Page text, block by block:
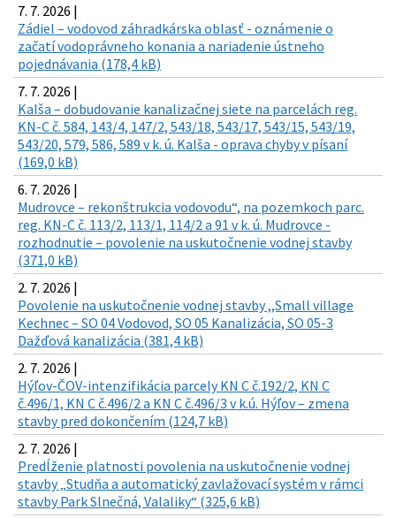
7. 7. 2026 |
Zádiel – vodovod záhradkárska oblasť - oznámenie o
začatí vodoprávneho konania a nariadenie ústneho
pojednávania (178,4 kB)
7. 7. 2026 |
Kalša – dobudovanie kanalizačnej siete na parcelách reg.
KN-C č. 584, 143/4, 147/2, 543/18, 543/17, 543/15, 543/19,
543/20, 579, 586, 589 v k. ú. Kalša - oprava chyby v písaní
(169,0 kB)
6. 7. 2026 |
Mudrovce – rekonštrukcia vodovodu“, na pozemkoch parc.
reg. KN-C č. 113/2, 113/1, 114/2 a 91 v k. ú. Mudrovce -
rozhodnutie – povolenie na uskutočnenie vodnej stavby
(371,0 kB)
2. 7. 2026 |
Povolenie na uskutočnenie vodnej stavby ,,Small village
Kechnec – SO 04 Vodovod, SO 05 Kanalizácia, SO 05-3
Dažďová kanalizácia (381,4 kB)
2. 7. 2026 |
Hýľov-ČOV-intenzifikácia parcely KN C č.192/2, KN C
č.496/1, KN C č.496/2 a KN C č.496/3 v k.ú. Hýľov – zmena
stavby pred dokončením (124,7 kB)
2. 7. 2026 |
Predĺženie platnosti povolenia na uskutočnenie vodnej
stavby „Studňa a automatický zavlažovací systém v rámci
stavby Park Slnečná, Valaliky“ (325,6 kB)